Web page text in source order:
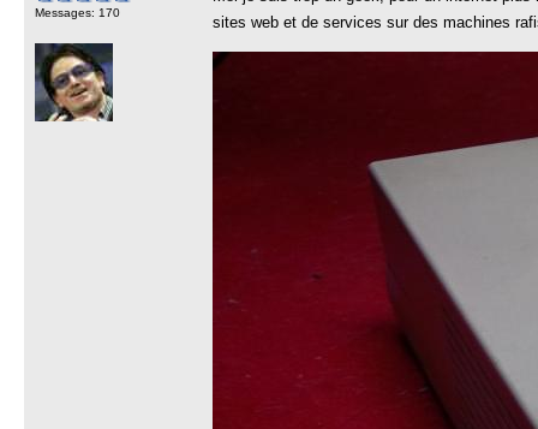
Messages: 170
sites web et de services sur des machines